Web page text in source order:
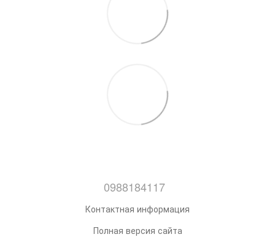
0988184117
Контактная информация
Полная версия сайта